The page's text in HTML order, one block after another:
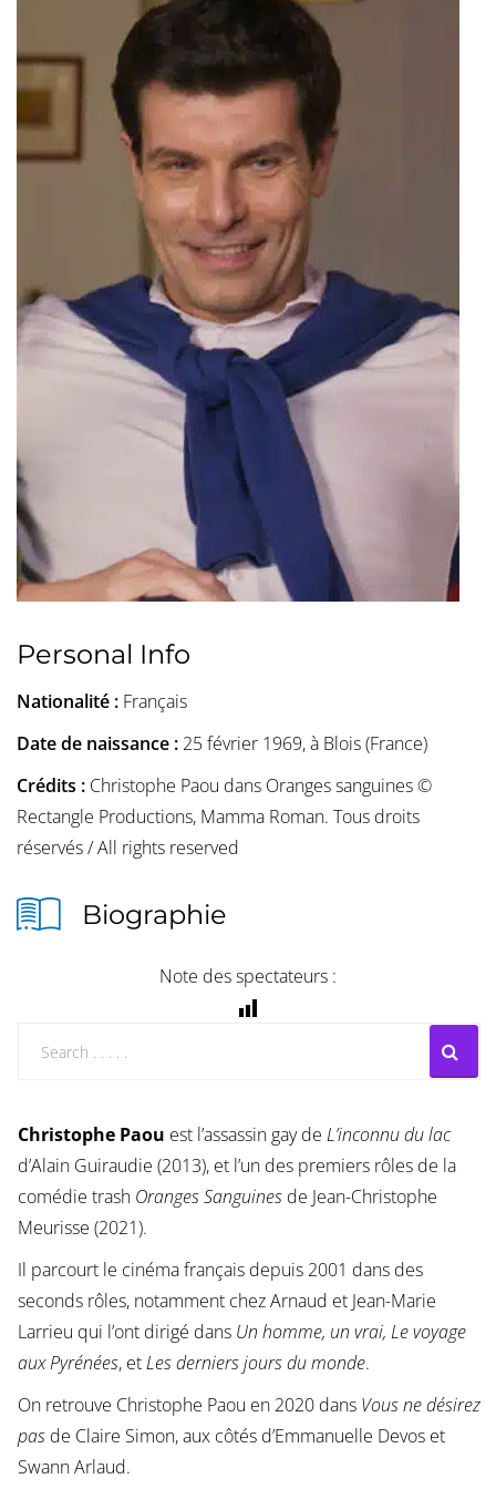
Personal Info
Nationalité : Français
Date de naissance : 25 février 1969, à Blois (France)
Crédits : Christophe Paou dans Oranges sanguines ©
Rectangle Productions, Mamma Roman. Tous droits
réservés / All rights reserved
Biographie
Note des spectateurs :
Christophe Paou est l’assassin gay de L’inconnu du lac
d’Alain Guiraudie (2013), et l’un des premiers rôles de la
comédie trash Oranges Sanguinesde Jean-Christophe
Meurisse (2021).
Il parcourt le cinéma français depuis 2001 dans des
seconds rôles, notamment chez Arnaud et Jean-Marie
Larrieu qui l’ont dirigé dans Un homme, un vrai, Le voyage
aux Pyrénées, etLes derniers jours du monde.
On retrouve Christophe Paou en 2020 dans Vous ne désirez
pasde Claire Simon, aux côtés d’Emmanuelle Devos et
Swann Arlaud.